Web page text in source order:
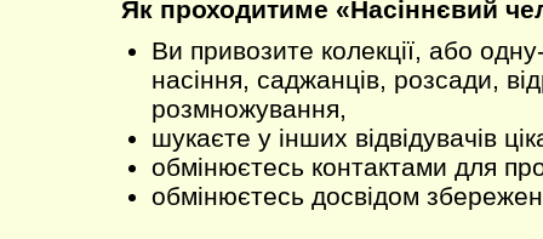
Як проходитиме «Насіннєвий
Ви привозите колекції, або
насіння, саджанців, розсади,
розмножування,
шукаєте у інших відвідувачів
обмінюєтесь контактами для
обмінюєтесь досвідом